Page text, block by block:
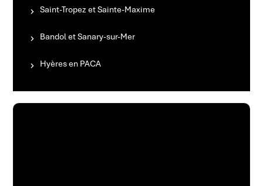
Saint-Tropez et Sainte-Maxime
Bandol et Sanary-sur-Mer
Hyères en PACA